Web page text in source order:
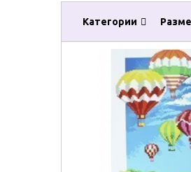
Категории